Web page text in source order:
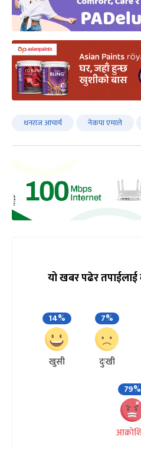
धनराज आचार्य नेकपा एमाले
यो खबर पढेर
14%
खुसी
7%
दुःखी
79%